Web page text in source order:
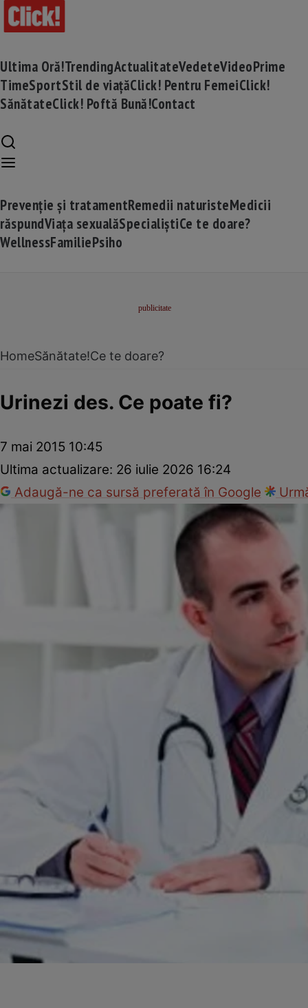
Ultima Oră!TrendingActualitateVedeteVideoPrime
TimeSportStil de viațăClick! Pentru FemeiClick!
SănătateClick! Poftă Bună!Contact
Prevenție și tratamentRemedii naturisteMedicii
răspundViața sexualăSpecialiștiCe te doare?
WellnessFamiliePsiho
HomeSănătate!Ce te doare?
Urinezi des. Ce poate fi?
7 mai 2015 10:45
Ultima actualizare: 26 iulie 2026 16:24
Adaugă-ne ca sursă preferată în Google